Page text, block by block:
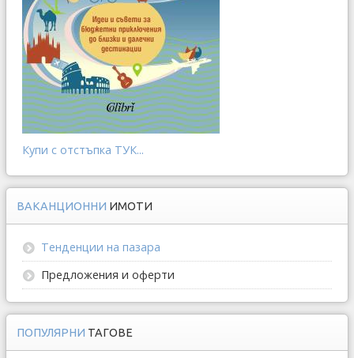
Купи с отстъпка ТУК...
ВАКАНЦИОННИ ИМОТИ
Тенденции на пазара
Предложения и оферти
ПОПУЛЯРНИ ТАГОВЕ